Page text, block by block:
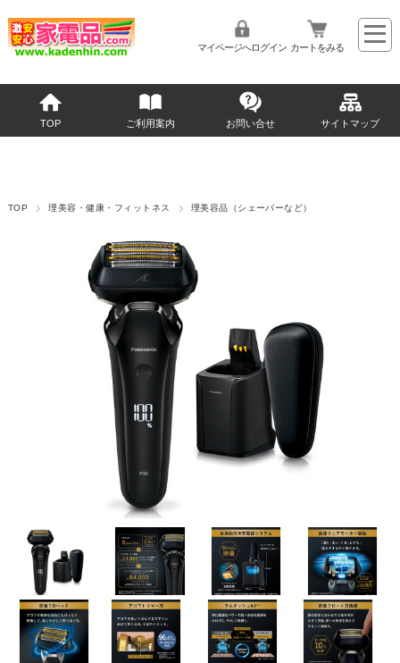
マイページへログイン カートをみる
TOP ご利用案内 お問い合せ サイトマップ
TOP 理美容・健康・フィットネス 理美容品（シェーバーなど）